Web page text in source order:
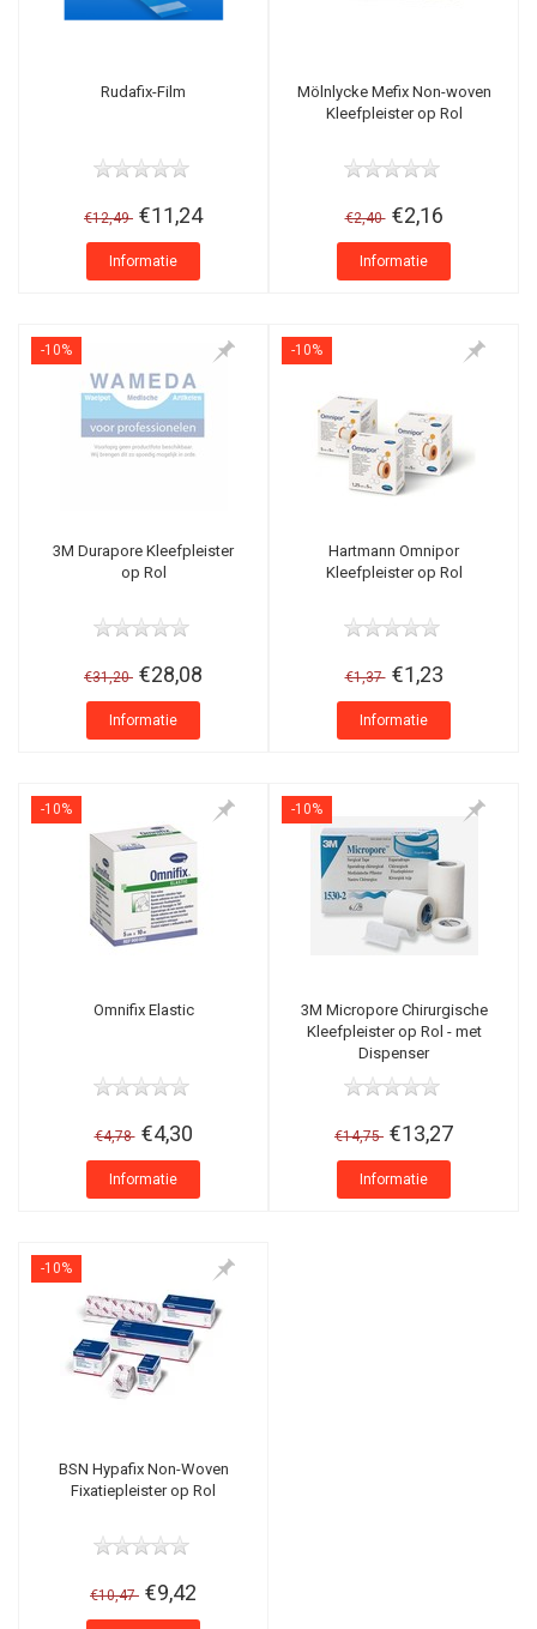
Rudafix-Film
€12,49 €11,24
Informatie
Mölnlycke Mefix Non-woven
Kleefpleister op Rol
€2,40 €2,16
Informatie
-10%
3M Durapore Kleefpleister
op Rol
€31,20 €28,08
Informatie
-10%
Hartmann Omnipor
Kleefpleister op Rol
€1,37 €1,23
Informatie
-10%
Omnifix Elastic
€4,78 €4,30
Informatie
-10%
3M Micropore Chirurgische
Kleefpleister op Rol - met
Dispenser
€14,75 €13,27
Informatie
-10%
BSN Hypafix Non-Woven
Fixatiepleister op Rol
€10,47 €9,42